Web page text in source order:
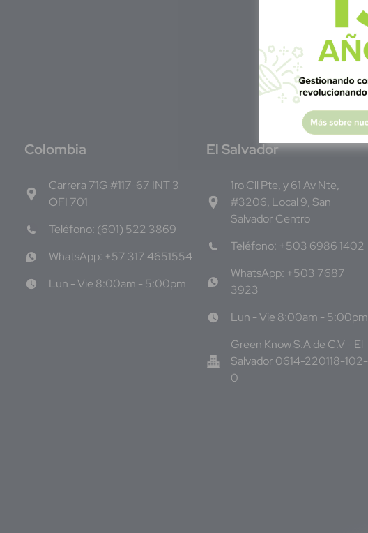
Colombia
Carrera 71G #117-67 INT 3
OFI 701
Teléfono: (601) 522 3869
WhatsApp: +57 317 4651554
Lun - Vie 8:00am - 5:00pm
El Salvador
1ro Cll Pte, y 61 Av Nte,
#3206, Local 9, San
Salvador Centro
Teléfono: +503 6986 1402
WhatsApp: +503 7687
3923
Lun - Vie 8:00am - 5:00pm
Green Know S.A de C.V - El
Salvador 0614-220118-102-
0